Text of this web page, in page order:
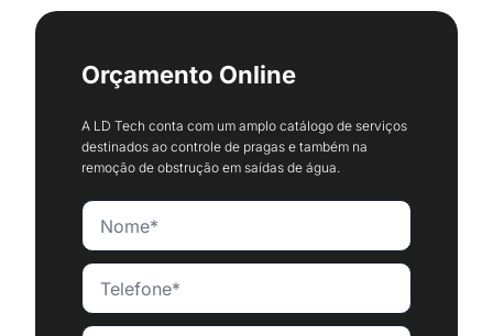
Orçamento Online
A LD Tech conta com um amplo catálogo de serviços
destinados ao controle de pragas e também na
remoção de obstrução em saídas de água.